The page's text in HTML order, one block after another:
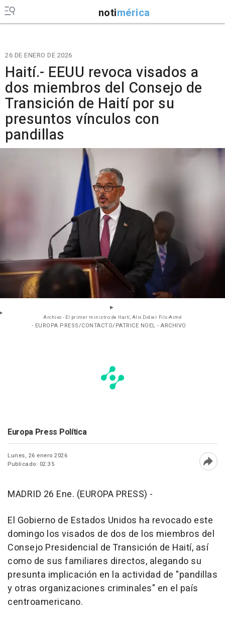
notimérica
26 DE ENERO DE 2026
Haití.- EEUU revoca visados a
dos miembros del Consejo de
Transición de Haití por su
presuntos vínculos con
pandillas
Archivo - El primer ministro de Haití, Alix Didier Fils-Aimé
- EUROPA PRESS/CONTACTO/PATRICE NOEL - ARCHIVO
Europa Press Política
Lunes, 26 enero 2026
Publicado: 02:35
MADRID 26 Ene. (EUROPA PRESS) -
El Gobierno de Estados Unidos ha revocado este
domingo los visados de dos de los miembros del
Consejo Presidencial de Transición de Haití, así
como de sus familiares directos, alegando su
presunta implicación en la actividad de "pandillas
y otras organizaciones criminales" en el país
centroamericano.